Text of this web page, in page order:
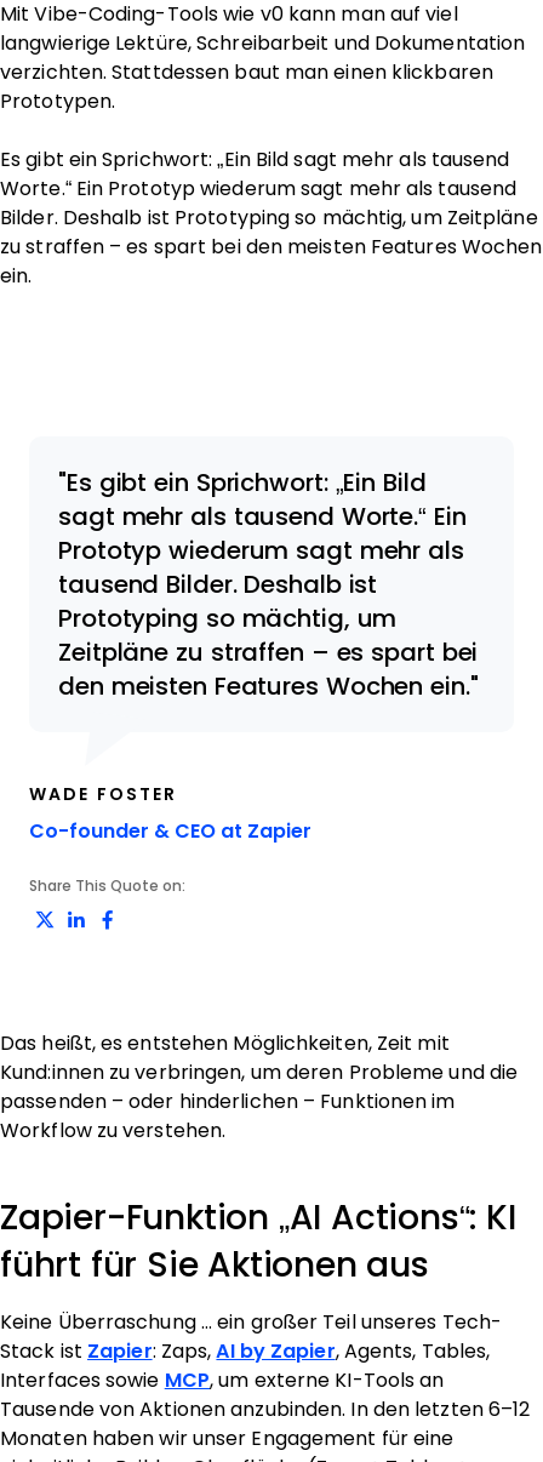
Mit Vibe-Coding-Tools wie v0 kann man auf viel
langwierige Lektüre, Schreibarbeit und Dokumentation
verzichten. Stattdessen baut man einen klickbaren
Prototypen.
Es gibt ein Sprichwort: „Ein Bild sagt mehr als tausend
Worte.“ Ein Prototyp wiederum sagt mehr als tausend
Bilder. Deshalb ist Prototyping so mächtig, um Zeitpläne
zu straffen – es spart bei den meisten Features Wochen
ein.
Es gibt ein Sprichwort: „Ein Bild
sagt mehr als tausend Worte.“ Ein
Prototyp wiederum sagt mehr als
tausend Bilder. Deshalb ist
Prototyping so mächtig, um
Zeitpläne zu straffen – es spart bei
den meisten Features Wochen ein.
Share This Quote on:
Share on Twitter
Share on LinkedIn
WADE FOSTER
Co-founder & CEO at Zapier
Das heißt, es entstehen Möglichkeiten, Zeit mit
Kund:innen zu verbringen, um deren Probleme und die
passenden – oder hinderlichen – Funktionen im
Workflow zu verstehen.
Zapier-Funktion „AI Actions“: KI
führt für Sie Aktionen aus
Keine Überraschung … ein großer Teil unseres Tech-
Stack ist Zapier: Zaps, AI by Zapier, Agents, Tables,
Interfaces sowie MCP, um externe KI-Tools an
Tausende von Aktionen anzubinden. In den letzten 6–12
Monaten haben wir unser Engagement für eine